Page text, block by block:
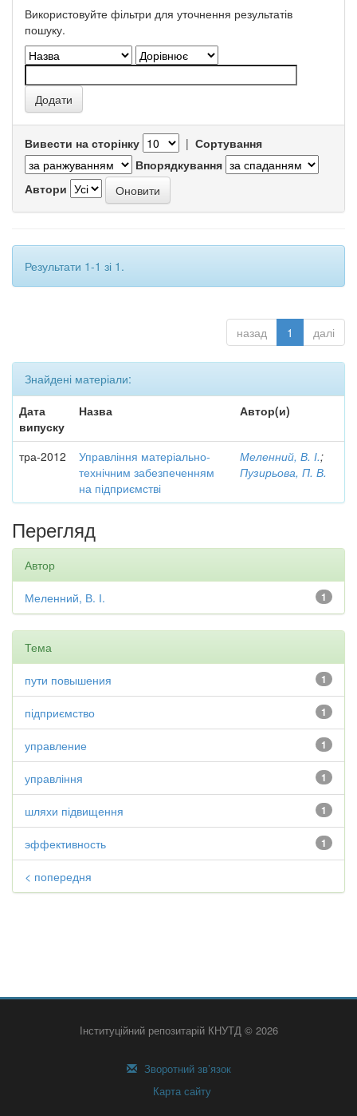
Використовуйте фільтри для уточнення результатів
пошуку.
Вивести на сторінку | Сортування
Впорядкування
Автори
Результати 1-1 зі 1.
назад 1 далі
Знайдені матеріали:
Дата
випуску
Назва Автор(и)
тра-2012
Управління матеріально-
технічним забезпеченням
на підприємстві
Меленний, В. І.;
Пузирьова, П. В.
Перегляд
Автор
1
Меленний, В. І.
Тема
1
пути повышения
1
підприємство
1
управление
1
управління
1
шляхи підвищення
1
эффективность
< попередня
Інституційний репозитарій КНУТД © 2026
Зворотний зв’язок
Карта сайту